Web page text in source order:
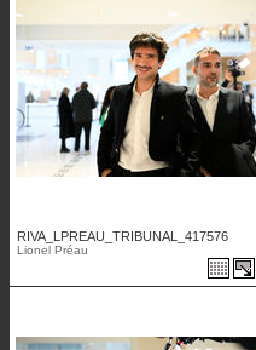
RIVA_LPREAU_TRIBUNAL_417576
Lionel Préau